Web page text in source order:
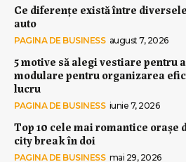
Ce diferențe există între
auto
PAGINA DE BUSINESS august 7, 2026
5 motive să alegi vestiare pentru
modulare pentru organizarea
lucru
PAGINA DE BUSINESS iunie 7, 2026
Top 10 cele mai romantice orașe
city break în doi
PAGINA DE BUSINESS mai 29, 2026